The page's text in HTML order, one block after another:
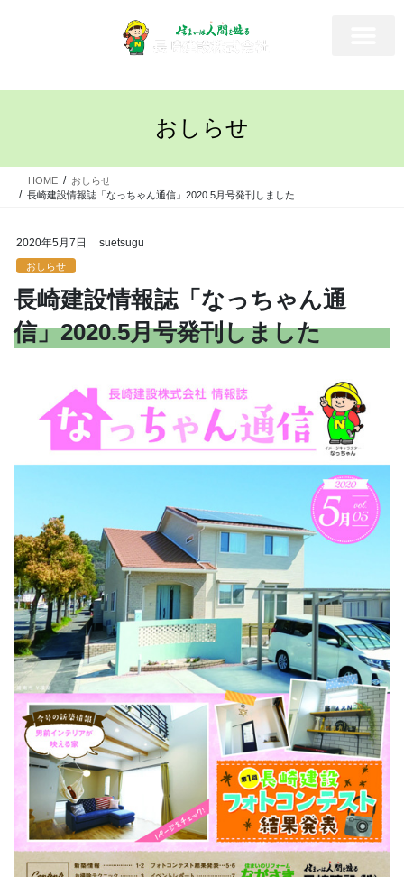
おしらせ
HOME
おしらせ
長崎建設情報誌「なっちゃん通信」2020.5月号発刊しました
2020年5月7日 suetsugu
おしらせ
長崎建設情報誌「なっちゃん通
信」2020.5月号発刊しました